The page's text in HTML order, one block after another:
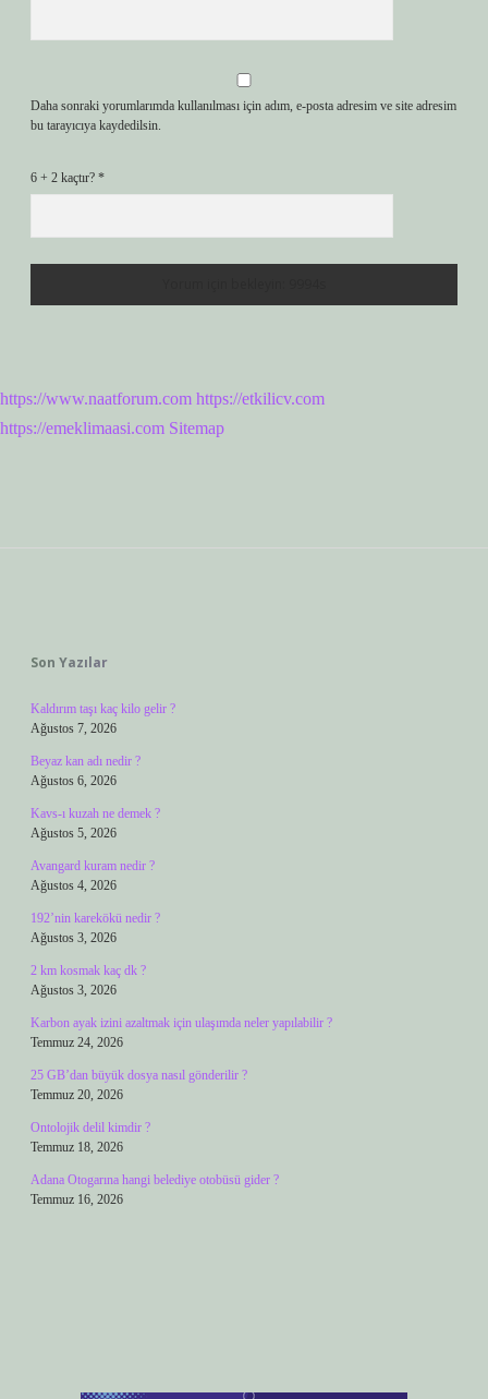
Daha sonraki yorumlarımda kullanılması için adım, e-posta adresim ve site adresim
bu tarayıcıya kaydedilsin.
6 + 2 kaçtır? *
https://www.naatforum.com https://etkilicv.com
https://emeklimaasi.com Sitemap
Son Yazılar
Kaldırım taşı kaç kilo gelir ?
Ağustos 7, 2026
Beyaz kan adı nedir ?
Ağustos 6, 2026
Kavs-ı kuzah ne demek ?
Ağustos 5, 2026
Avangard kuram nedir ?
Ağustos 4, 2026
192’nin karekökü nedir ?
Ağustos 3, 2026
2 km kosmak kaç dk ?
Ağustos 3, 2026
Karbon ayak izini azaltmak için ulaşımda neler yapılabilir ?
Temmuz 24, 2026
25 GB’dan büyük dosya nasıl gönderilir ?
Temmuz 20, 2026
Ontolojik delil kimdir ?
Temmuz 18, 2026
Adana Otogarına hangi belediye otobüsü gider ?
Temmuz 16, 2026